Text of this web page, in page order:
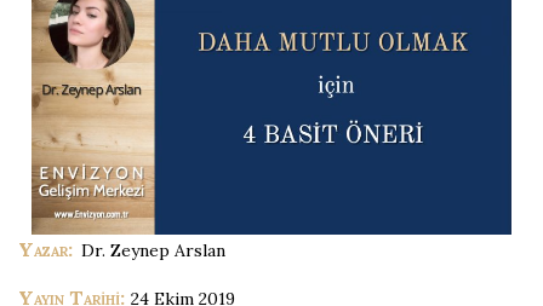
Yazar:
Yayın Tarihi: